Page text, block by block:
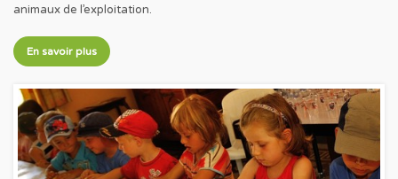
animaux de l’exploitation.
En savoir plus